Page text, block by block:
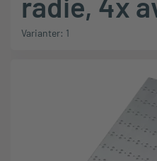
Varianter: 1